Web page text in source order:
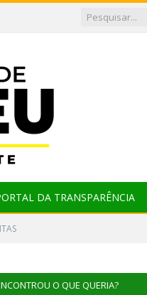
DA TRANSPARÊNCIA
O QUE QUERIA?